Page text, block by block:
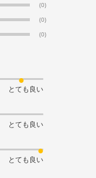
(0)
(0)
(0)
とても良い
とても良い
とても良い